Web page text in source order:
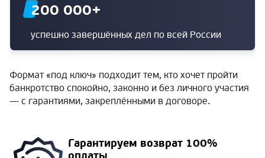
200 000+
успешно завершённых дел по всей России
Формат «под ключ» подходит тем, кто хочет пройти
банкротство спокойно, законно и без личного участия
— с гарантиями, закреплёнными в договоре.
Гарантируем возврат 100%